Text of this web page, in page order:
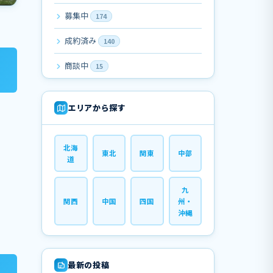
募集中 174
成約済み 140
商談中 15
エリアから探す
北海
道
東北 関東 中部
関西 中国 四国
九
州・
沖縄
最新の投稿